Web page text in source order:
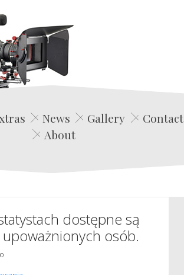
Edwin Film Agencja Aktorska
News Gallery
Contact
About
dostępne są
osób.